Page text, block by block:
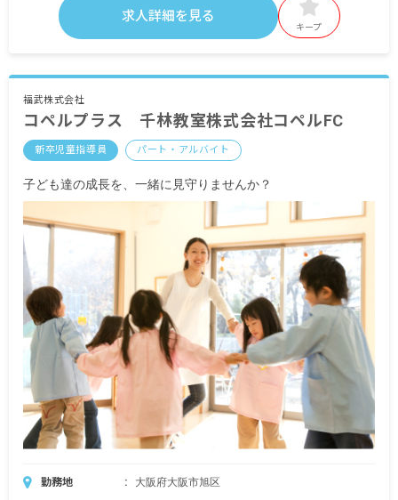
■交通費支給 月上限26,000円
■賞与あり
※試用期間なし
あり
求人詳細を見る
キープ
福武株式会社
コペルプラス 千林教室株式会社コペルFC
新卒児童指導員 パート・アルバイト
子ども達の成長を、一緒に見守りませんか？
勤務地 大阪府大阪市旭区